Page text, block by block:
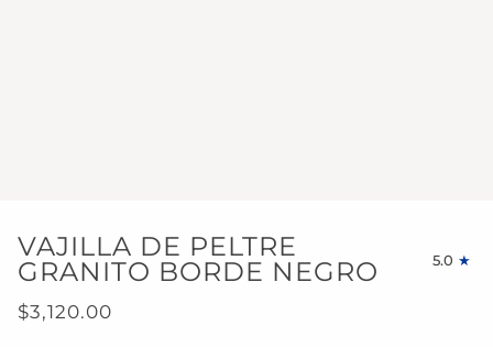
VAJILLA DE PELTRE
GRANITO BORDE NEGRO 5.0
$3,120.00